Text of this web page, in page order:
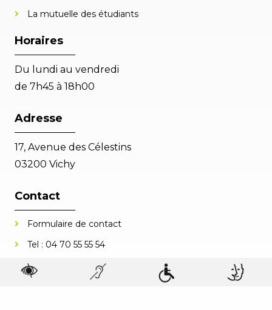
La mutuelle des étudiants
Horaires
Du lundi au vendredi
de 7h45 à 18h00
Adresse
17, Avenue des Célestins
03200 Vichy
Contact
Formulaire de contact
Tel : 04 70 55 55 54